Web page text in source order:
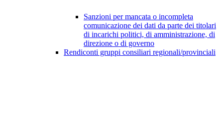
Sanzioni per mancata o incompleta
comunicazione dei dati da parte dei titolari
di incarichi politici, di amministrazione, di
direzione o di governo
Rendiconti gruppi consiliari regionali/provinciali